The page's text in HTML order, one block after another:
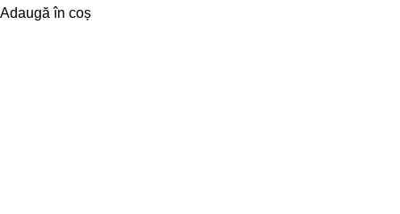
Adaugă în coș